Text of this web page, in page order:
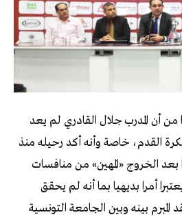
أن المدرب جلال القادري لم يعد
القدم، خاصة وأنه أكد رحيله منذ
بعد الخروج «المهين» من منافسات
أمرا بديهيا بما أنه لم يحقق
المبرم بينه وبين الجامعة التونسية